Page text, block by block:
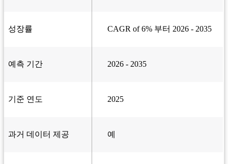
성장률 CAGR of 6% 부터 2026 - 2035
예측 기간 2026 - 2035
기준 연도 2025
과거 데이터 제공 예